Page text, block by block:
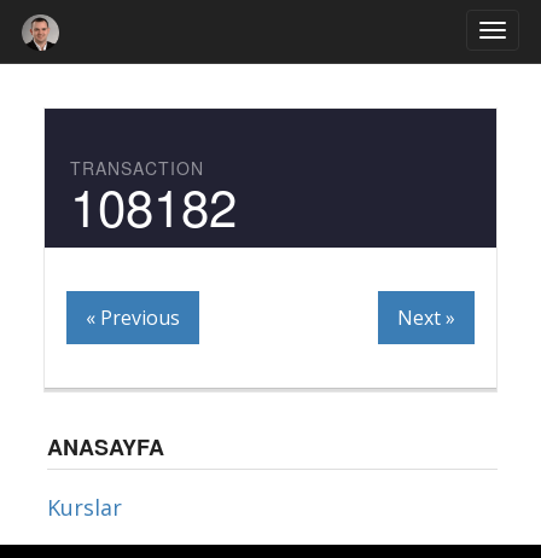
TRANSACTION
108182
« Previous Next »
ANASAYFA
Kurslar